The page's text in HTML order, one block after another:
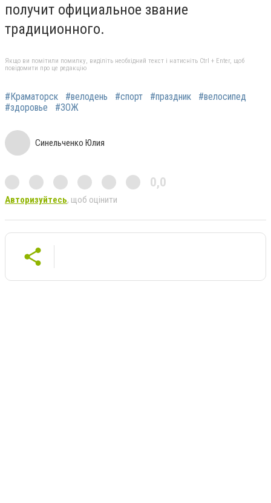
получит официальное звание
традиционного.
Якщо ви помітили помилку, виділіть необхідний текст і натисніть Ctrl + Enter, щоб
повідомити про це редакцію
#Краматорск #велодень #спорт #праздник
#велосипед
#здоровье
#ЗОЖ
Синельченко Юлия
0,0
Авторизуйтесь, щоб оцінити